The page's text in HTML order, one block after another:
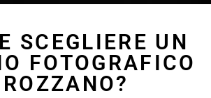
SCEGLIERE UN
FOTOGRAFICO